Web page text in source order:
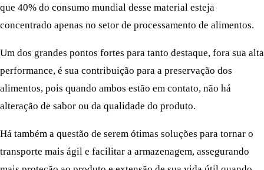
que 40% do consumo mundial desse material esteja
concentrado apenas no setor de processamento de alimentos.
Um dos grandes pontos fortes para tanto destaque, fora sua alta
performance, é sua contribuição para a preservação dos
alimentos, pois quando ambos estão em contato, não há
alteração de sabor ou da qualidade do produto.
Há também a questão de serem ótimas soluções para tornar o
transporte mais ágil e facilitar a armazenagem, assegurando